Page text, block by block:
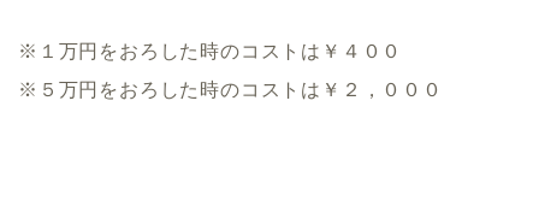
※１万円をおろした時のコストは￥４００
※５万円をおろした時のコストは￥２，０００